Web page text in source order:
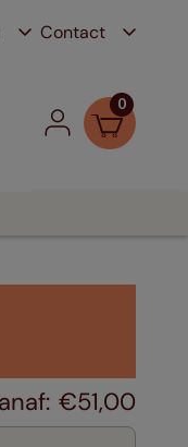
Contact
0
€51,00